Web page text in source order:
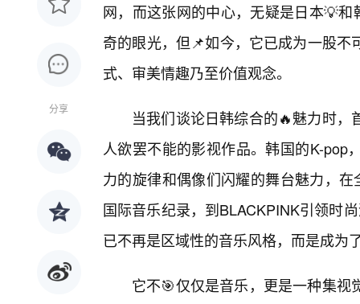
分享
网，而这张网的中心，无疑是日本💡
奇的眼光，但📌如今，它已成为一股
式、审美情趣乃至价值观念。
当我们谈论日韩综合的🔥魅力时
人欲罢不能的影视作品。韩国的K-pop
力的旋律和偶像们闪耀的舞台魅力，
国际音乐纪录，到BLACKPINK引领时
已不再是区域性的音乐风格，而是成为
它不🎯仅仅是音乐，更是一种集